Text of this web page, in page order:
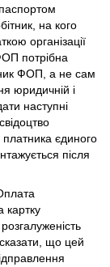
на кого
організації
потрібна
ФОП, а не сам
юридичній і
наступні
єдиного
після
картку
що цей